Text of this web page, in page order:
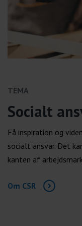
TEMA
Socialt
Få inspiration og
socialt ansvar. Det
kanten af
Om CSR